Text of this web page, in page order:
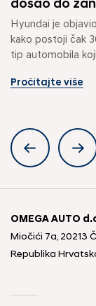
došao do
Hyundai je
kako postoji čak
tip automobila
Pročitajte više
OMEGA AUTO
Miočići 7a, 20213
Republika